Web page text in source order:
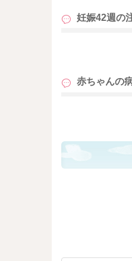
妊娠42週の
赤ちゃんの